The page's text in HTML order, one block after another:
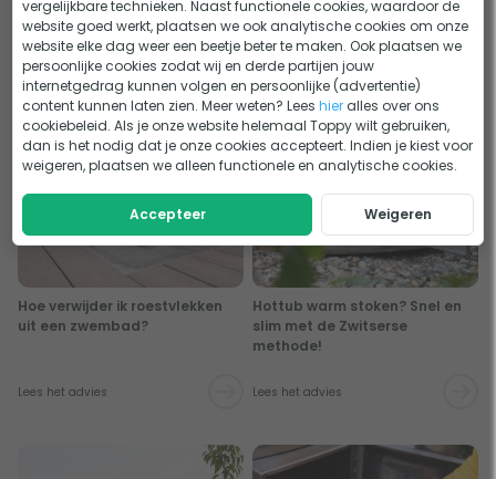
zwembadwater
Lees het advies
zoutwatersysteem
Lees het advies
Hoe verwijder ik roestvlekken
uit een zwembad?
Lees het advies
Hottub warm stoken? Snel en
slim met de Zwitserse
methode!
Lees het advies
vergelijkbare technieken. Naast functionele cookies, waardoor de
website goed werkt, plaatsen we ook analytische cookies om onze
website elke dag weer een beetje beter te maken. Ook plaatsen we
persoonlijke cookies zodat wij en derde partijen jouw
internetgedrag kunnen volgen en persoonlijke (advertentie)
content kunnen laten zien. Meer weten? Leeshier alles over ons
cookiebeleid. Als je onze website helemaal Toppy wilt gebruiken,
dan is het nodig dat je onze cookies accepteert. Indien je kiest voor
weigeren, plaatsen we alleen functionele en analytische cookies.
Accepteer Weigeren